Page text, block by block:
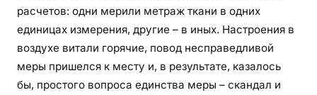
расчетов: одни мерили метраж ткани в одних
единицах измерения, другие – в иных. Настроения в
воздухе витали горячие, повод несправедливой
меры пришелся к месту и, в результате, казалось
бы, простого вопроса единства меры – скандал и